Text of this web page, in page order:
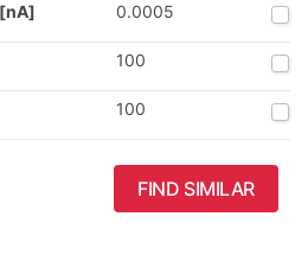
0.0005
100
100
FIND SIMILAR